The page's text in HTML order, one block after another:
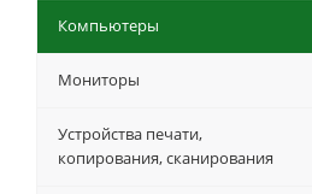
Компьютеры
Мониторы
Устройства печати,
копирования, сканирования